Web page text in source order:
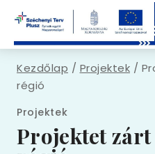
content
Kezdőlap / Projektek /
régió
Projektek
Projektet